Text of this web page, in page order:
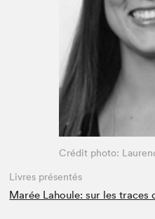
Espace enseignant·e·s
Espace pro
Crédit photo:
Livres présentés
Marée Lahoule: sur les traces